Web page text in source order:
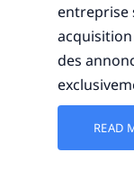
entreprise
des
READ